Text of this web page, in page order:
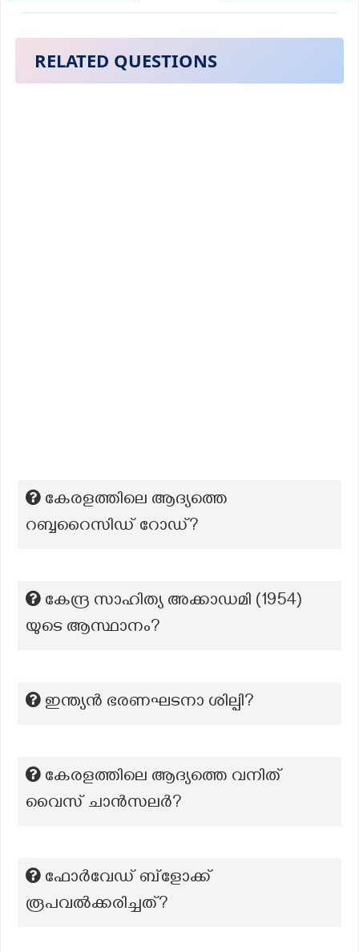
RELATED QUESTIONS
കേരളത്തിലെ ആദ്യത്തെ
റബ്ബറൈസിഡ് റോഡ്?
കേന്ദ്ര സാഹിത്യ അക്കാഡമി (1954)
യുടെ ആസ്ഥാനം?
ഇന്ത്യൻ ഭരണഘടനാ ശില്പി?
കേരളത്തിലെ ആദ്യത്തെ വനിത്
വൈസ് ചാന്‍സലര്‍?
ഫോർവേഡ് ബ്ളോക്ക്
രൂപവൽക്കരിച്ചത്?